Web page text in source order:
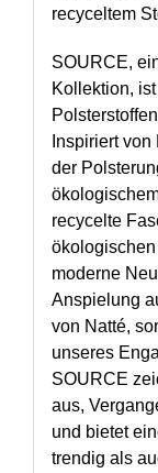
recyceltem
SOURCE,
Kollektion,
Inspiriert
der
recycelte
moderne
Anspielung
von Natté,
unseres
SOURCE
aus,
und bietet
trendig als